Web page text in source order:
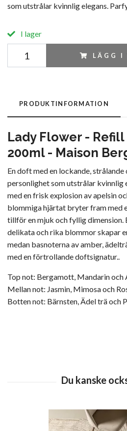
som utstrålar kvinnlig elegans.
I lager
LÄGG I
PRODUKTINFORMATION
Lady Flower -
200ml - Maison
En doft med en lockande,
personlighet som utstrålar kvinnlig
med en frisk explosion av apelsin
blommiga hjärtat bryter fram med
tillför en mjuk och fyllig dimension.
delikata och rika blommor skapar
medan basnoterna av amber,
med en förtrollande doftsignatur..
Top not: Bergamott, Mandarin och
Mellan not: Jasmin, Mimosa och
Botten not: Bärnsten, Ädel trä och